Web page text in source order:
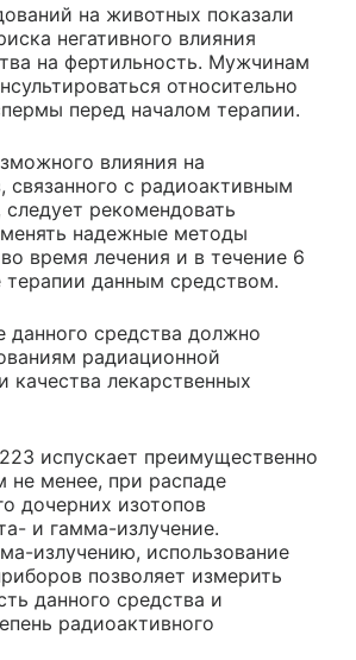
на животных показали
негативного влияния
на фертильность. Мужчинам
относительно
перед началом терапии.
влияния на
связанного с радиоактивным
рекомендовать
надежные методы
время лечения и в течение 6
терапии данным средством.
данного средства должно
радиационной
качества лекарственных
испускает преимущественно
не менее, при распаде
дочерних изотопов
и гамма-излучение.
излучению, использование
позволяет измерить
данного средства и
радиоактивного